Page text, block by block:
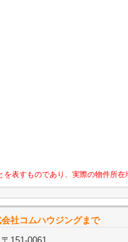
表すものであり、実際の物件所在
社コムハウジングまで